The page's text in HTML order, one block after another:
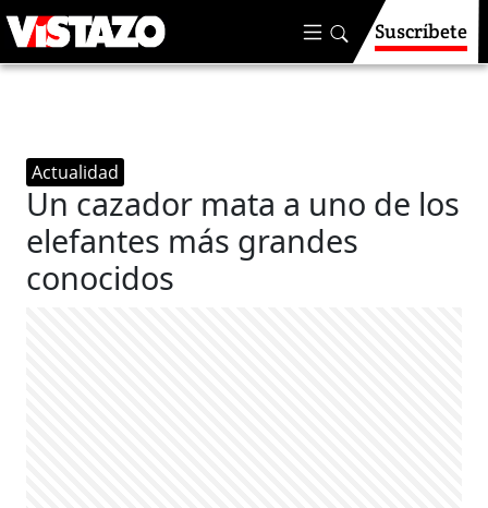
Suscríbete
Actualidad
Un cazador mata a uno de los
elefantes más grandes
conocidos